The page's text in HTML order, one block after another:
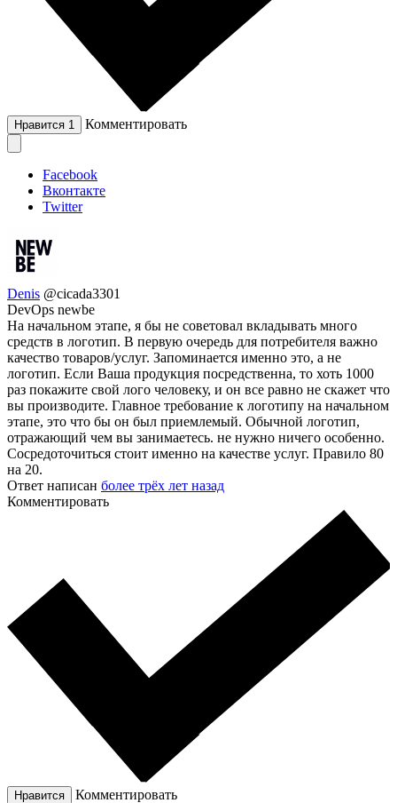
Нравится 1 Комментировать
Facebook
Вконтакте
Twitter
Denis @cicada3301
DevOps newbe
На начальном этапе, я бы не советовал вкладывать много
средств в логотип. В первую очередь для потребителя важно
качество товаров/услуг. Запоминается именно это, а не
логотип. Если Ваша продукция посредственна, то хоть 1000
раз покажите свой лого человеку, и он все равно не скажет что
вы производите. Главное требование к логотипу на начальном
этапе, это что бы он был приемлемый. Обычной логотип,
отражающий чем вы занимаетесь. не нужно ничего особенно.
Сосредоточиться стоит именно на качестве услуг. Правило 80
на 20.
Ответ написан более трёх лет назад
Комментировать
Нравится Комментировать